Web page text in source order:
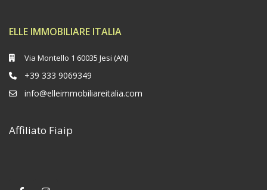
ELLE IMMOBILIARE ITALIA
Via Montello 1 60035 Jesi (AN)
+39 333 9069349
info@elleimmobiliareitalia.com
Affiliato Fiaip